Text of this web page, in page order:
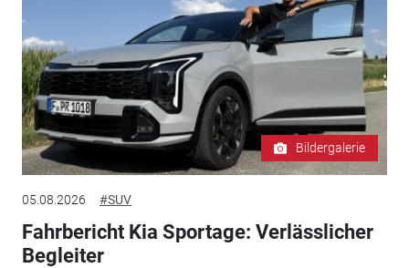
Bildergalerie
05.08.2026 #SUV
Fahrbericht Kia Sportage: Verlässlicher
Begleiter